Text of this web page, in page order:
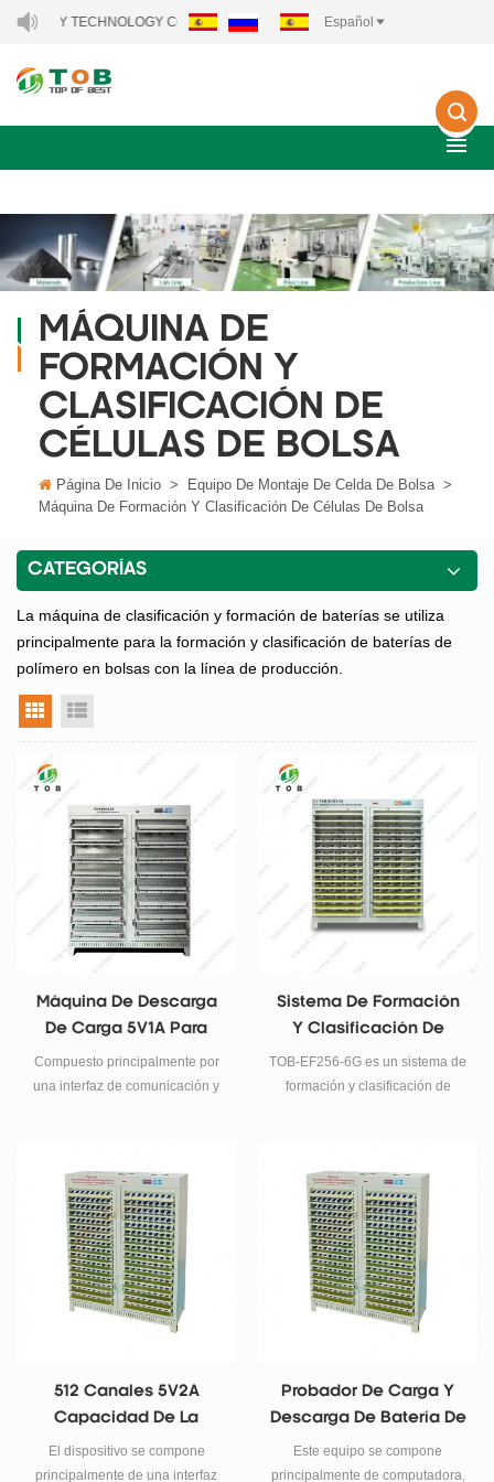
TECHNOLOGY CO., LTD.. Español
MÁQUINA DE
FORMACIÓN Y
CLASIFICACIÓN DE
CÉLULAS DE BOLSA
Página De Inicio > Equipo De Montaje De Celda De Bolsa >
Máquina De Formación Y Clasificación De Células De Bolsa
CATEGORÍAS
La máquina de clasificación y formación de baterías se utiliza
principalmente para la formación y clasificación de baterías de
polímero en bolsas con la línea de producción.
vista en cuadrícula
Máquina De Descarga
De Carga 5V1A Para
Formación Y
Clasificación De
Compuesto principalmente por
una interfaz de comunicación y
abrazadera de batería y un
cuerpo de placa para colocar el
accesorio, una fuente de voltaje
constante de corriente
constante, un circuito de control
de registro, un circuito de
muestreo, una
Sistema De Formación
Y Clasificación De
Baterías Con
Retroalimentación De
TOB-EF256-6G es un sistema de
formación y clasificación de
precisión de corriente de ±0,05
%, potencia bidireccional CA-
CC/CC-CA, Ethernet/RS485,
sujeción automática.
Especificaciones y soporte de
integración.
512 Canales 5V2A
Capacidad De La
Batería Probador De La
Batería De Polímero De
El dispositivo se compone
principalmente de una interfaz
Probador De Carga Y
Descarga De Batería De
256 Canales 5V5A Para
Celda De Bolsa
Este equipo se compone
principalmente de computadora,